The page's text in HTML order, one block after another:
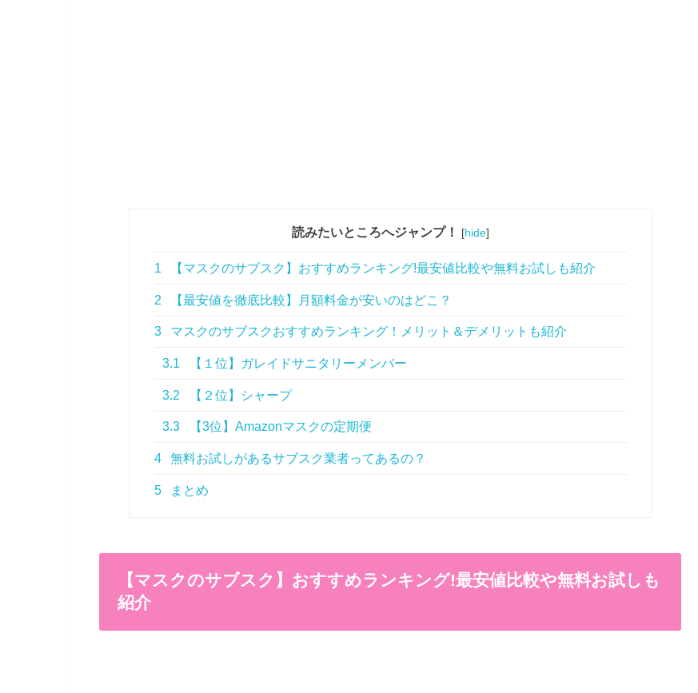
読みたいところへジャンプ！ [hide]
1 【マスクのサブスク】おすすめランキング!最安値比較や無料お試しも紹介
2 【最安値を徹底比較】月額料金が安いのはどこ？
3 マスクのサブスクおすすめランキング！メリット＆デメリットも紹介
3.1 【１位】ガレイドサニタリーメンバー
3.2 【２位】シャープ
3.3 【3位】Amazonマスクの定期便
4 無料お試しがあるサブスク業者ってあるの？
5 まとめ
【マスクのサブスク】おすすめランキング!最安値比較や無料お試しも
紹介